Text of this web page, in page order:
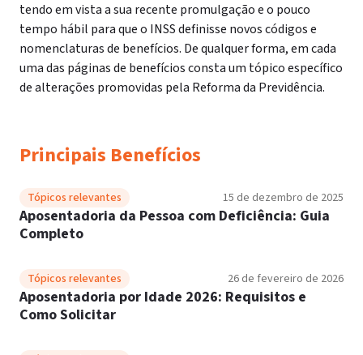
tendo em vista a sua recente promulgação e o pouco
tempo hábil para que o INSS definisse novos códigos e
nomenclaturas de benefícios. De qualquer forma, em cada
uma das páginas de benefícios consta um tópico específico
de alterações promovidas pela Reforma da Previdência.
Principais Benefícios
Tópicos relevantes 15 de dezembro de 2025
Aposentadoria da Pessoa com Deficiência: Guia
Completo
Tópicos relevantes 26 de fevereiro de 2026
Aposentadoria por Idade 2026: Requisitos e
Como Solicitar